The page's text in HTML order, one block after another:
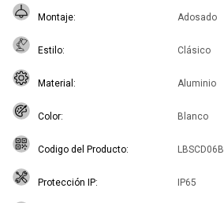
Montaje Adosado
Estilo Clásico
Material Aluminio
Color Blanco
Codigo del Producto LBSCD06B
Protección IP IP65